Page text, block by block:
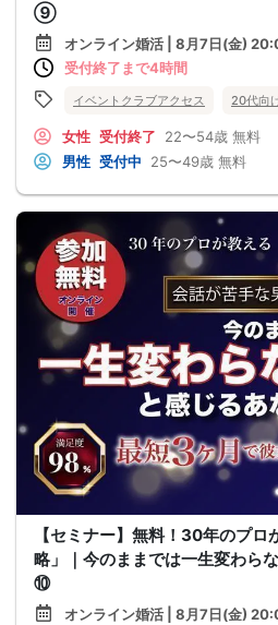
⑨
オンライン婚活 | 8月7日(金)
受付終了まで4時間
イベントクラブアクセス 20代向
女性 受付終了 22〜54歳 無料
男性 受付中 25〜49歳 無料
【セミナー】無料！30年のプロ
略」｜今のままでは一生変わら
⑩
オンライン婚活 | 8月7日(金)